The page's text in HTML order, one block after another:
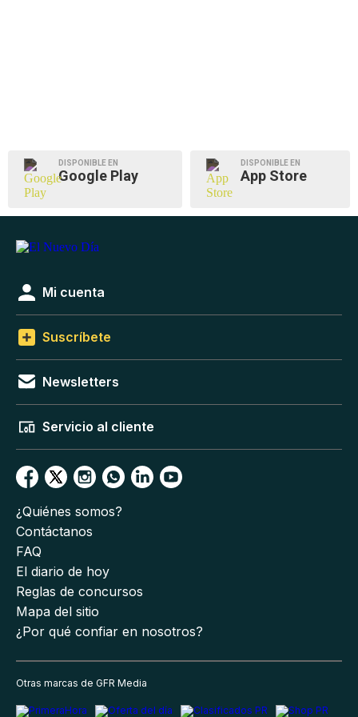
DISPONIBLE EN
Google Play
DISPONIBLE EN
App Store
Mi cuenta
Suscríbete
Newsletters
Servicio al cliente
¿Quiénes somos?
Contáctanos
FAQ
El diario de hoy
Reglas de concursos
Mapa del sitio
¿Por qué confiar en nosotros?
Otras marcas de GFR Media